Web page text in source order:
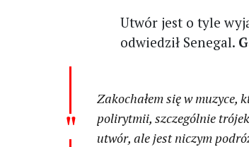
Utwór jest o tyle
odwiedził Senegal.
Zakochałem się w muzyce,
polirytmii, szczególnie
utwór, ale jest niczym